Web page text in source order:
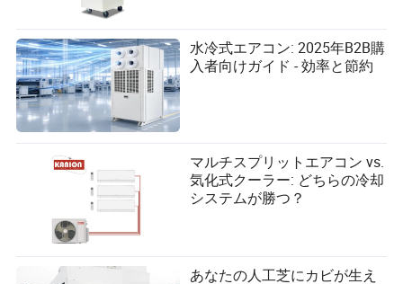
クレートとトイレトレーニング
犬: クレートトレーニングはハウストレーニングを
助け、安全なスペースを提供します
猫: ほとんどは自然にトイレを使用しますが、配置
と清潔さが重要です
小動物
: ケージは快適で清潔で、エンリッチメント
を含むべきです
トレーニングは短く、一貫性があり、ポジティブである
べきです。
境界の設定
水冷式エアコン: 2025年B2B購
入者向けガイド - 効率と節約
マルチスプリットエアコン vs.
気化式クーラー: どちらの冷却
システムが勝つ？
あなたの人工芝にカビが生え